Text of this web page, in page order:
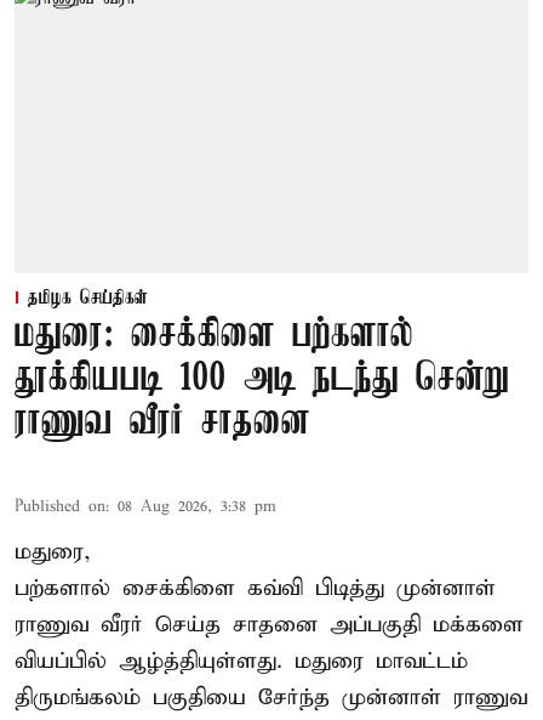
தமிழக செய்திகள்
மதுரை: சைக்கிளை பற்களால்
தூக்கியபடி 100 அடி நடந்து சென்று
ராணுவ வீரர் சாதனை
Published on: 08 Aug 2026, 3:38 pm
மதுரை,
பற்களால் சைக்கிளை கவ்வி பிடித்து முன்னாள்
ராணுவ வீரர் செய்த சாதனை அப்பகுதி மக்களை
வியப்பில் ஆழ்த்தியுள்ளது. மதுரை மாவட்டம்
திருமங்கலம் பகுதியை சேர்ந்த முன்னாள் ராணுவ